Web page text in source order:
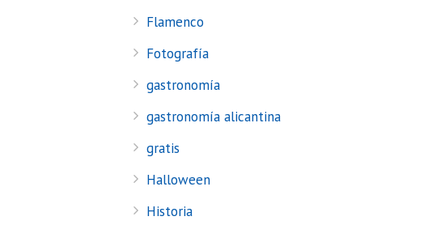
Flamenco
Fotografía
gastronomía
gastronomía alicantina
gratis
Halloween
Historia